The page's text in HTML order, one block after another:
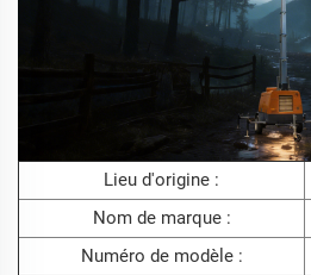
Lieu d'origine :
Nom de marque :
Numéro de modèle :